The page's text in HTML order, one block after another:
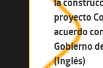
proyecto
acuerdo
Gobierno
(Inglés)